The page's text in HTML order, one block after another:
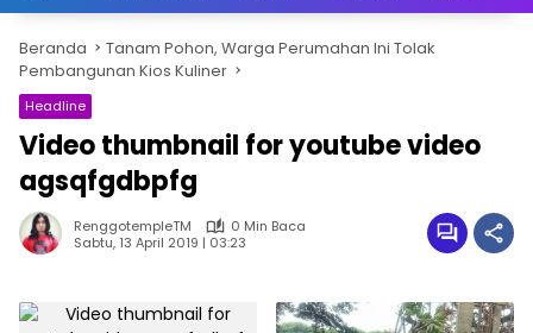
Beranda
Tanam Pohon, Warga Perumahan Ini Tolak
Pembangunan Kios Kuliner
Headline
Video thumbnail for youtube video
agsqfgdbpfg
RenggotempleTM
0 Min Baca
Sabtu, 13 April 2019 | 03:23